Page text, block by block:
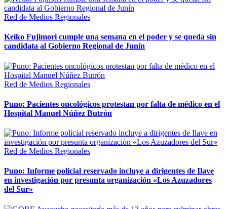
Red de Medios Regionales
Keiko Fujimori cumple una semana en el poder y se queda sin
candidata al Gobierno Regional de Junín
Red de Medios Regionales
Puno: Pacientes oncológicos protestan por falta de médico en el
Hospital Manuel Núñez Butrón
Red de Medios Regionales
Puno: Informe policial reservado incluye a dirigentes de Ilave
en investigación por presunta organización «Los Azuzadores
del Sur»